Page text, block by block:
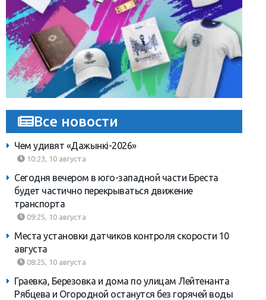
Все новости
Чем удивят «Дажынкі-2026»
10:23, 10 августа
Сегодня вечером в юго-западной части Бреста
будет частично перекрываться движение
транспорта
09:25, 10 августа
Места установки датчиков контроля скорости 10
августа
08:25, 10 августа
Граевка, Березовка и дома по улицам Лейтенанта
Рябцева и Огородной останутся без горячей воды